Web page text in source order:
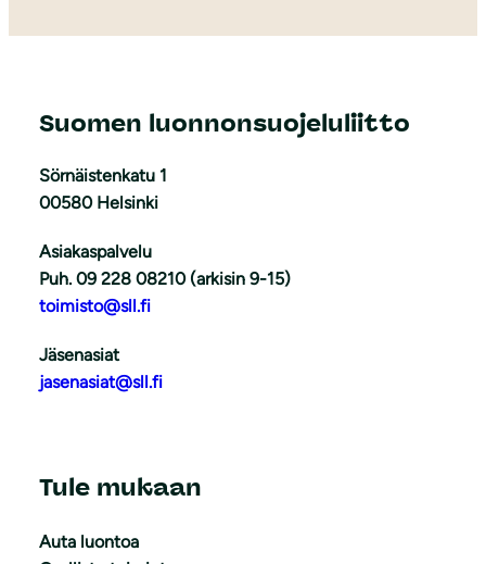
Suomen luonnonsuojeluliitto
Sörnäistenkatu 1
00580 Helsinki
Asiakaspalvelu
Puh. 09 228 08210 (arkisin 9-15)
toimisto@sll.fi
Jäsenasiat
jasenasiat@sll.fi
Tule mukaan
Auta luontoa